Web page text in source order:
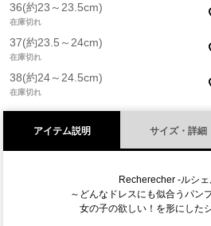
36(約23～23.5cm)
在庫切れ
37(約23.5～24cm)
在庫切れ
38(約24～24.5cm)
在庫切れ
アイテム説明 サイズ・詳細
Recherecher -ルシ
～どんなドレスにも似合うパン
女の子の欲しい！を形にした